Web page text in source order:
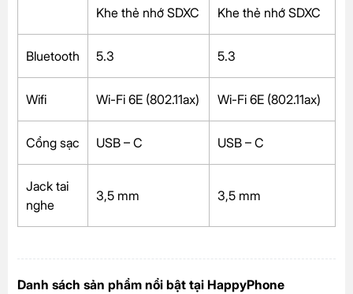
Khe thẻ nhớ SDXC Khe thẻ nhớ SDXC
Bluetooth 5.3 5.3
Wifi Wi-Fi 6E (802.11ax) Wi-Fi 6E (802.11ax)
Cổng sạc USB – C USB – C
Jack tai
nghe
3,5 mm 3,5 mm
Danh sách sản phẩm nổi bật tại HappyPhone